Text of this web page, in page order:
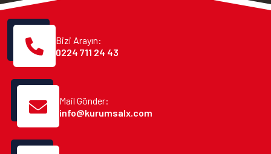
Bizi Arayın:
0224 711 24 43
Mail Gönder:
info@kurumsalx.com